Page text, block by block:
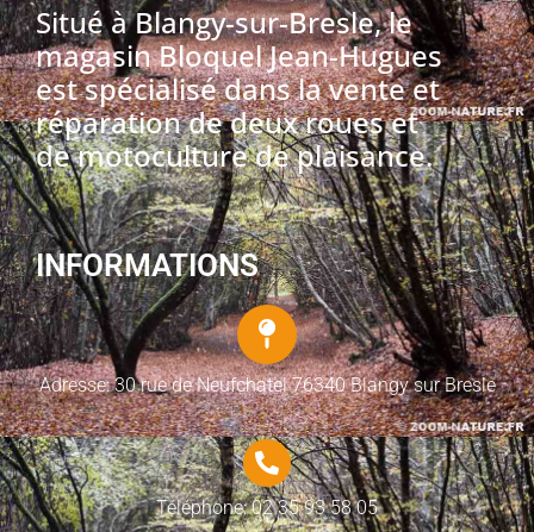
Situé à Blangy-sur-Bresle, le
magasin Bloquel Jean-Hugues
est spécialisé dans la vente et
réparation de deux roues et
de motoculture de plaisance.
INFORMATIONS
Adresse: 30 rue de Neufchatel 76340 Blangy sur Bresle
Téléphone: 02 35 93 58 05